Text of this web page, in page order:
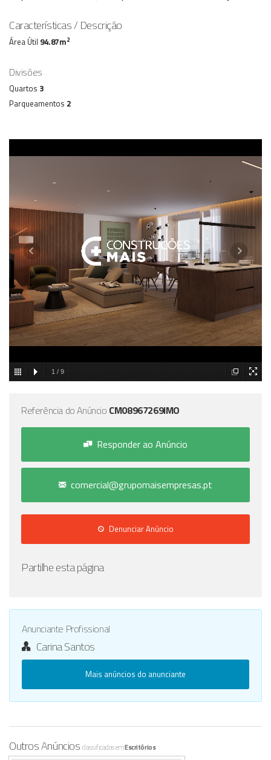
Características / Descrição
Área Útil 94.87m2
Divisões
Quartos 3
Parqueamentos 2
1 / 9
Referência do Anúncio CM08967269IMO
Responder ao Anúncio
comercial@grupomaisempresas.pt
Denunciar Anúncio
Partilhe esta página
Anunciante Profissional
Carina Santos
Mais anúncios do anunciante
Outros Anúncios classificados emEscritórios